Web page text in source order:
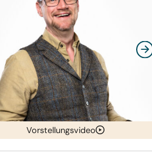
Vorstellungsvideo